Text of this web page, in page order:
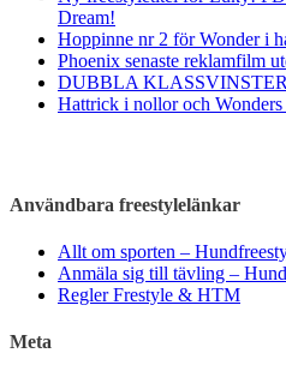
Dream!
Hoppinne nr 2 för Wonder i
Phoenix senaste reklamfilm
DUBBLA KLASSVINSTER
Hattrick i nollor och Wonders
Användbara freestylelänkar
Allt om sporten –
Anmäla sig till tävling –
Regler Frestyle & HTM
Meta